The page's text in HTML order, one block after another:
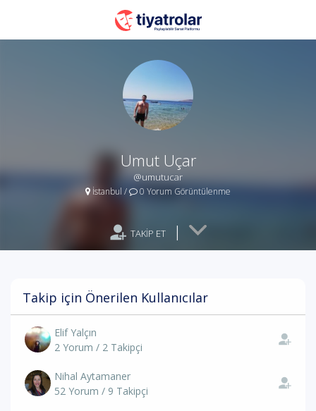
Umut Uçar
@umutucar
İstanbul / 0 Yorum Görüntülenme
TAKİP ET |
Takip için Önerilen Kullanıcılar
Elif Yalçın
2 Yorum / 2 Takipçi
Nihal Aytamaner
52 Yorum / 9 Takipçi